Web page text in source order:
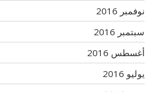
نوفمبر 2016
سبتمبر 2016
أغسطس 2016
يوليو 2016